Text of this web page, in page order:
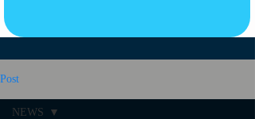
Post
NEWS